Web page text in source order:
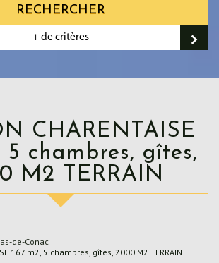
RECHERCHER
+ de critères
5 chambres, gîtes,
M2 TERRAIN
de-Conac
167 m2, 5 chambres, gîtes, 2000 M2 TERRAIN